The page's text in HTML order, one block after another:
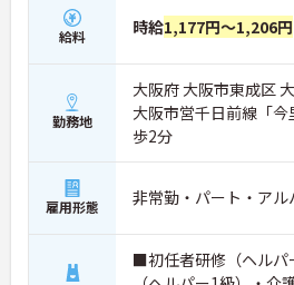
給料 時給1,177円～1,206円
勤務地
大阪府 大阪市東成区
大阪市営千日前線「
歩2分
雇用形態 非常勤・パート・アル
■初任者研修（ヘルパ